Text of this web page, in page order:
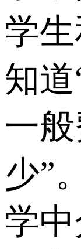
学
知
一
少”
学